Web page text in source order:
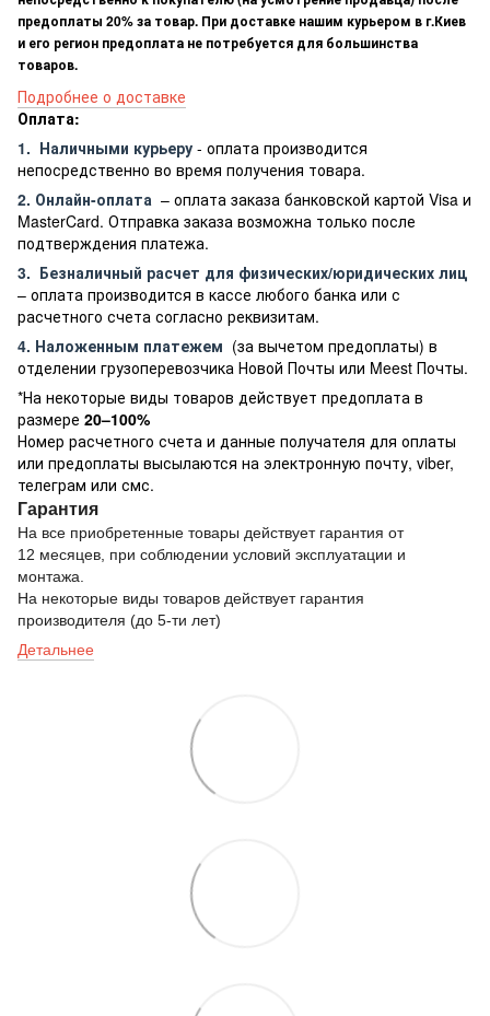
предоплаты 20% за товар. При доставке нашим курьером в г.Киев
и его регион предоплата не потребуется для большинства
товаров.
Подробнее о доставке
Оплата:
1. Наличными курьеру - оплата производится
непосредственно во время получения товара.
2. Онлайн-оплата – оплата заказа банковской картой Visa и
MasterCard. Отправка заказа возможна только после
подтверждения платежа.
3. Безналичный расчет для физических/юридических лиц
– оплата производится в кассе любого банка или с
расчетного счета согласно реквизитам.
4. Наложенным платежем (за вычетом предоплаты) в
отделении грузоперевозчика Новой Почты или Meest Почты.
*На некоторые виды товаров действует предоплата в
размере 20–100%
Номер расчетного счета и данные получателя для оплаты
или предоплаты высылаются на электронную почту, viber,
телеграм или смс.
Гарантия
На все приобретенные товары действует гарантия от
12 месяцев, при соблюдении условий эксплуатации и
монтажа.
На некоторые виды товаров действует гарантия
производителя (до 5-ти лет)
Детальнее